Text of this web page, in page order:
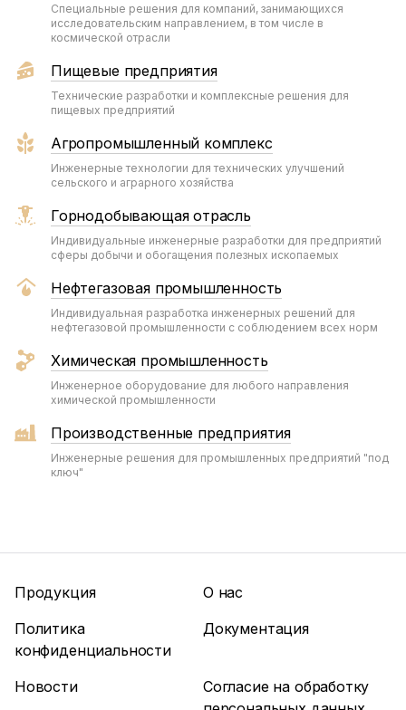
Специальные решения для компаний, занимающихся
исследовательским направлением, в том числе в
космической отрасли
Пищевые предприятия
Технические разработки и комплексные решения для
пищевых предприятий
Агропромышленный комплекс
Инженерные технологии для технических улучшений
сельского и аграрного хозяйства
Горнодобывающая отрасль
Индивидуальные инженерные разработки для предприятий
сферы добычи и обогащения полезных ископаемых
Нефтегазовая промышленность
Индивидуальная разработка инженерных решений для
нефтегазовой промышленности с соблюдением всех норм
Химическая промышленность
Инженерное оборудование для любого направления
химической промышленности
Производственные предприятия
Инженерные решения для промышленных предприятий "под
ключ"
Продукция
О нас
Политика
конфиденциальности
Документация
Новости
Согласие на обработку